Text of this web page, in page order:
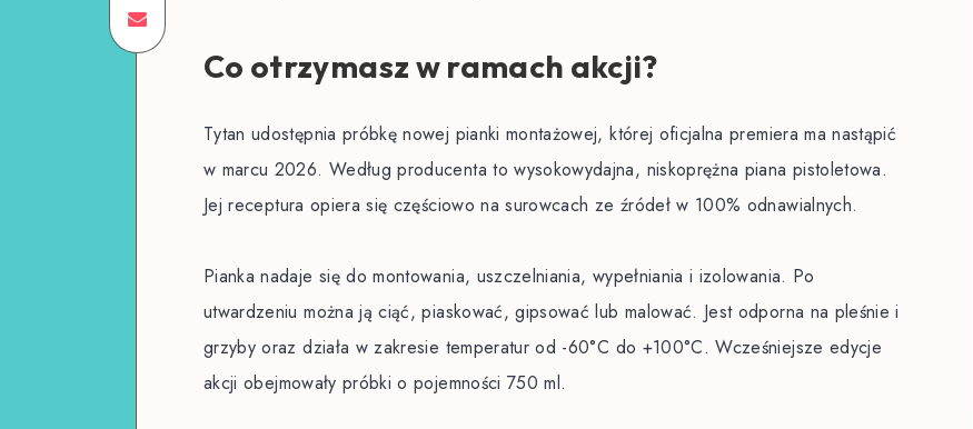
Co otrzymasz w ramach akcji?
Tytan udostępnia próbkę nowej pianki montażowej, której oficjalna premiera ma nastąpić
w marcu 2026. Według producenta to wysokowydajna, niskoprężna piana pistoletowa.
Jej receptura opiera się częściowo na surowcach ze źródeł w 100% odnawialnych.
Pianka nadaje się do montowania, uszczelniania, wypełniania i izolowania. Po
utwardzeniu można ją ciąć, piaskować, gipsować lub malować. Jest odporna na pleśnie i
grzyby oraz działa w zakresie temperatur od -60°C do +100°C. Wcześniejsze edycje
akcji obejmowały próbki o pojemności 750 ml.